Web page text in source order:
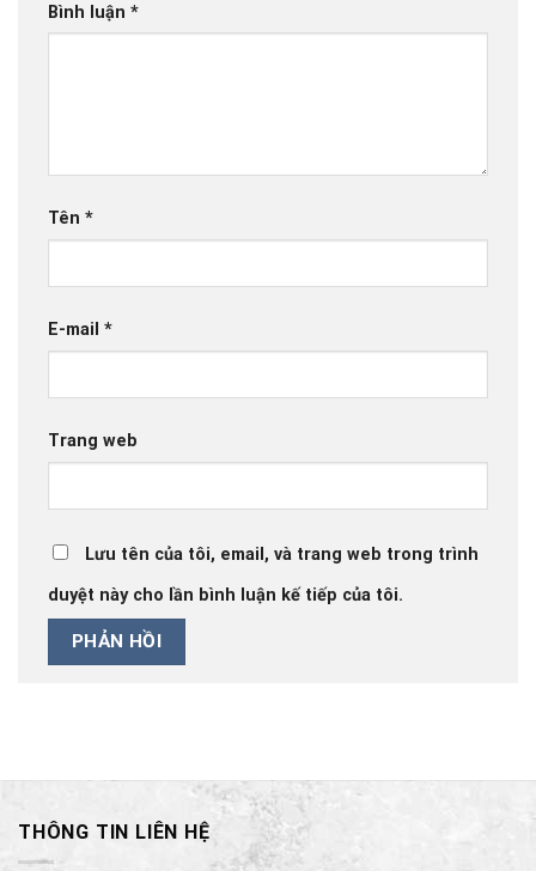
Bình luận *
Tên *
E-mail *
Trang web
Lưu tên của tôi, email, và trang web trong trình
duyệt này cho lần bình luận kế tiếp của tôi.
THÔNG TIN LIÊN HỆ